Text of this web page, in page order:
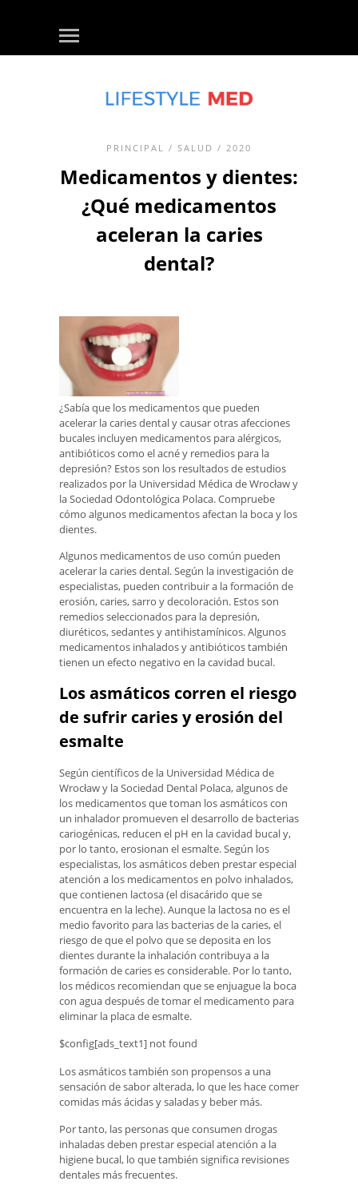
PRINCIPAL / SALUD / 2020
Medicamentos y dientes:
¿Qué medicamentos
aceleran la caries
dental?
¿Sabía que los medicamentos que pueden
acelerar la caries dental y causar otras afecciones
bucales incluyen medicamentos para alérgicos,
antibióticos como el acné y remedios para la
depresión? Estos son los resultados de estudios
realizados por la Universidad Médica de Wrocław y
la Sociedad Odontológica Polaca. Compruebe
cómo algunos medicamentos afectan la boca y los
dientes.
Algunos medicamentos de uso común pueden
acelerar la caries dental. Según la investigación de
especialistas, pueden contribuir a la formación de
erosión, caries, sarro y decoloración. Estos son
remedios seleccionados para la depresión,
diuréticos, sedantes y antihistamínicos. Algunos
medicamentos inhalados y antibióticos también
tienen un efecto negativo en la cavidad bucal.
Los asmáticos corren el riesgo
de sufrir caries y erosión del
esmalte
Según científicos de la Universidad Médica de
Wrocław y la Sociedad Dental Polaca, algunos de
los medicamentos que toman los asmáticos con
un inhalador promueven el desarrollo de bacterias
cariogénicas, reducen el pH en la cavidad bucal y,
por lo tanto, erosionan el esmalte. Según los
especialistas, los asmáticos deben prestar especial
atención a los medicamentos en polvo inhalados,
que contienen lactosa (el disacárido que se
encuentra en la leche). Aunque la lactosa no es el
medio favorito para las bacterias de la caries, el
riesgo de que el polvo que se deposita en los
dientes durante la inhalación contribuya a la
formación de caries es considerable. Por lo tanto,
los médicos recomiendan que se enjuague la boca
con agua después de tomar el medicamento para
eliminar la placa de esmalte.
$config[ads_text1] not found
Los asmáticos también son propensos a una
sensación de sabor alterada, lo que les hace comer
comidas más ácidas y saladas y beber más.
Por tanto, las personas que consumen drogas
inhaladas deben prestar especial atención a la
higiene bucal, lo que también significa revisiones
dentales más frecuentes.